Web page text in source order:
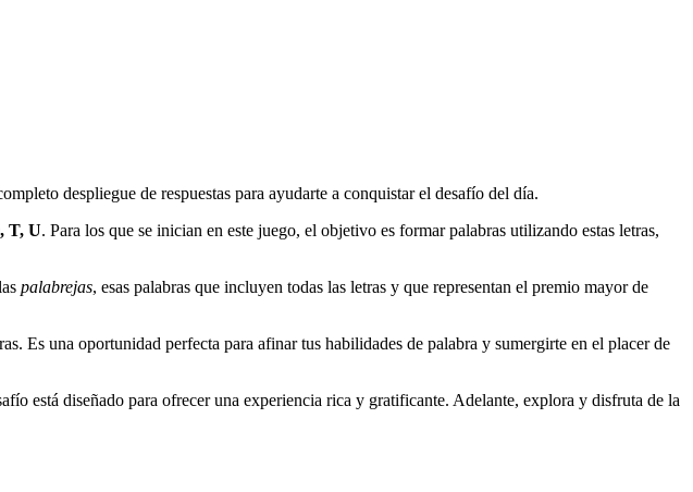
despliegue de respuestas para ayudarte a conquistar el desafío del día.
T, U. Para los que se inician en este juego, el objetivo es formar palabras utilizando estas letras,
palabrejas, esas palabras que incluyen todas las letras y que representan el premio mayor de
Es una oportunidad perfecta para afinar tus habilidades de palabra y sumergirte en el placer de
está diseñado para ofrecer una experiencia rica y gratificante. Adelante, explora y disfruta de la